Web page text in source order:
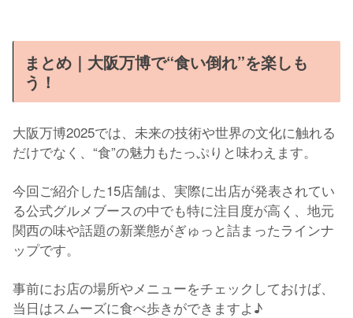
まとめ｜大阪万博で“食い倒れ”を楽しも
う！
大阪万博2025では、未来の技術や世界の文化に触れる
だけでなく、“食”の魅力もたっぷりと味わえます。
今回ご紹介した15店舗は、実際に出店が発表されてい
る公式グルメブースの中でも特に注目度が高く、地元
関西の味や話題の新業態がぎゅっと詰まったラインナ
ップです。
事前にお店の場所やメニューをチェックしておけば、
当日はスムーズに食べ歩きができますよ♪